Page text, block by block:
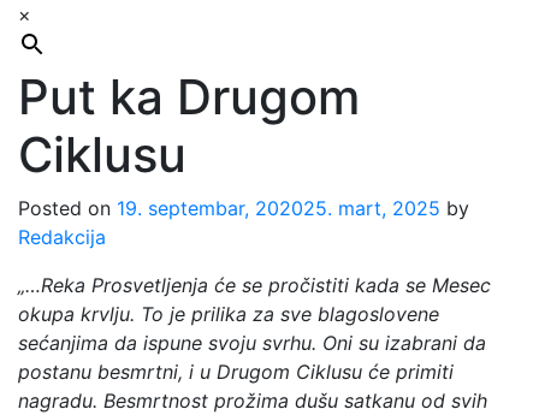
×
Put ka Drugom
Ciklusu
Posted on 19. septembar, 202025. mart, 2025 by
Redakcija
„…Reka Prosvetljenja će se pročistiti kada se Mesec
okupa krvlju. To je prilika za sve blagoslovene
sećanjima da ispune svoju svrhu. Oni su izabrani da
postanu besmrtni, i u Drugom Ciklusu će primiti
nagradu. Besmrtnost prožima dušu satkanu od svih